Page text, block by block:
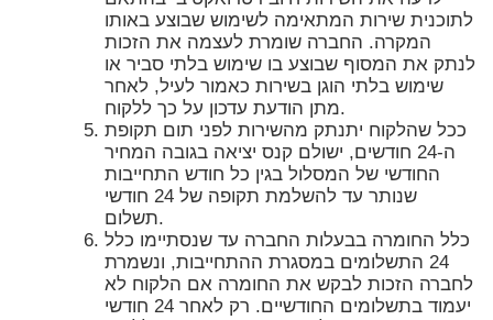
לתוכנית שירות המתאימה לשימוש שבוצע באותו
המקרה. החברה שומרת לעצמה את הזכות
לנתק את המסוף שבוצע בו שימוש בלתי סביר או
שימוש בלתי הוגן בשירות כאמור לעיל, לאחר
מתן הודעת עדכון על כך ללקוח.
ככל שהלקוח יתנתק מהשירות לפני תום תקופת
ה-24 חודשים, ישולם קנס יציאה בגובה המחיר
החודשי של המסלול בגין כל חודש התחייבות
שנותר עד להשלמת תקופה של 24 חודשי
תשלום.
כלל החומרה בבעלות החברה עד שנסתיימו כלל
24 התשלומים במסגרת ההתחייבות, ונשמרת
לחברה הזכות לבקש את החומרה אם הלקוח לא
יעמוד בתשלומים החודשיים. רק לאחר 24 חודשי